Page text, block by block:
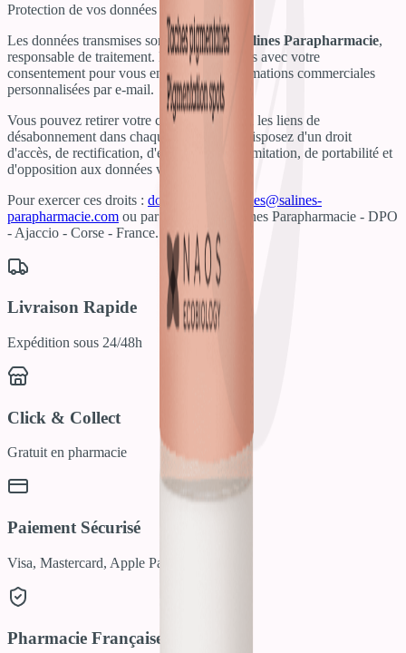
Protection de vos données personnelles
Les données transmises sont destinées à
Salines Parapharmacie,
responsable de traitement. Elles sont traitées avec votre
consentement pour vous envoyer des informations commerciales
personnalisées par e-mail.
Vous pouvez retirer votre consentement via les liens de
désabonnement dans chaque email. Vous disposez d'un droit
d'accès, de rectification, d'effacement, de limitation, de portabilité et
d'opposition aux données vous concernant.
Pour exercer ces droits : donneespersonnelles@salines-
parapharmacie.com ou par courrier à : Salines Parapharmacie - DPO
- Ajaccio - Corse - France. En savoir plus
Livraison Rapide
Expédition sous 24/48h
Click & Collect
Gratuit en pharmacie
Paiement Sécurisé
Visa, Mastercard, Apple Pay
Pharmacie Française